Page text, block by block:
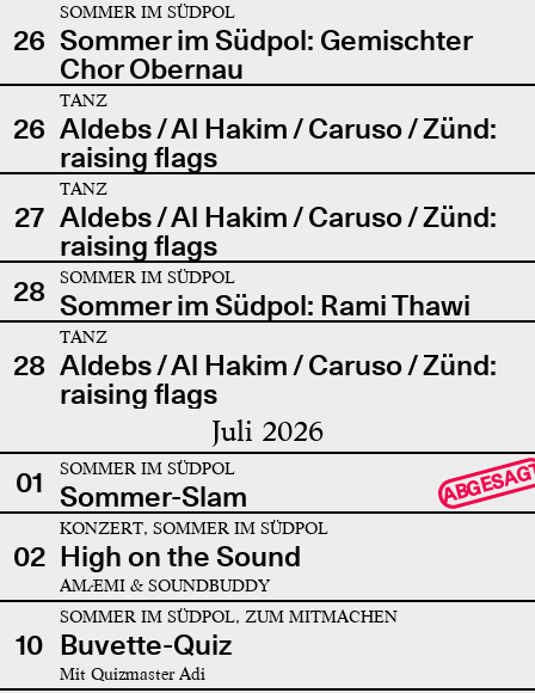
26
SOMMER IM SÜDPOL
Sommer im Südpol: Gemischter
Chor Obernau
26
TANZ
Aldebs / Al Hakim / Caruso / Zünd:
raising flags
27
TANZ
Aldebs / Al Hakim / Caruso / Zünd:
raising flags
28
SOMMER IM SÜDPOL
Sommer im Südpol: Rami Thawi
28
TANZ
Aldebs / Al Hakim / Caruso / Zünd:
raising flags
Juli 2026
01 SOMMER IM SÜDPOL
Sommer-Slam
02
KONZERT, SOMMER IM SÜDPOL
High on the Sound
AMÆMI & SOUNDBUDDY
10
SOMMER IM SÜDPOL, ZUM MITMACHEN
Buvette-Quiz
Mit Quizmaster Adi